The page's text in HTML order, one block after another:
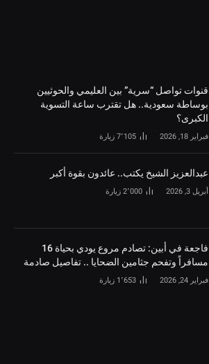
قنوات تواصل “سرية” بين العليمي والحوثيين
بوساطة سعودية.. هل تقترب ساعة التسوية
الكبرى؟
فبراير 18, 2026 7٬105 زيارة
‏عبدالعزيز الشيخ يكتب.. عائدون بقوة أكبر
أبريل 3, 2026 2٬000 زيارة
فاجعة في أبين: تصادم مروع يودي بحياة 16
مسافراً وتفحم جثامين الضحايا .. تفاصيل صادمة
فبراير 24, 2026 1٬653 زيارة